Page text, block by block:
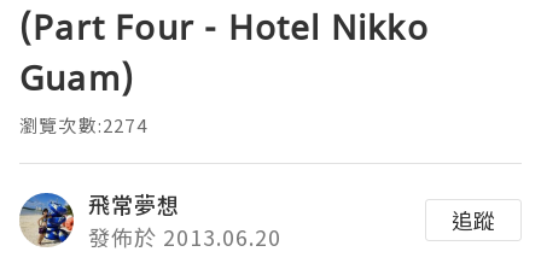
(Part Four - Hotel Nikko
Guam)
瀏覽次數:2274
飛常夢想
發佈於 2013.06.20
追蹤